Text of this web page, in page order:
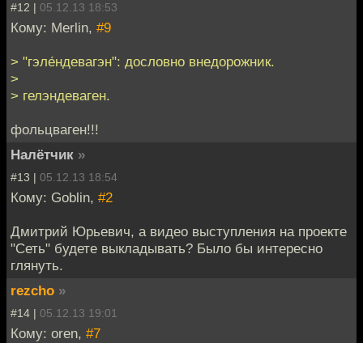
#12 | 05.12.13 18:53
Кому: Merlin, #9
> "гэле́ндевагэн": дословно внедорожник.
>
> гелэндеваген.
фольцваген!!!
Налётчик »
#13 | 05.12.13 18:54
Кому: Goblin, #2
Дмитрий Юрьевич, а видео выступления на проекте
"Сеть" будете выкладывать? Было бы интересно
глянуть.
rezcho »
#14 | 05.12.13 19:01
Кому: oren, #7